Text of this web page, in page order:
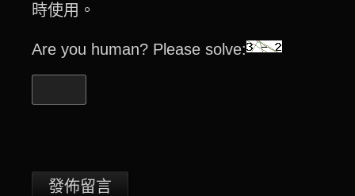
時使用。
Are you human? Please solve: